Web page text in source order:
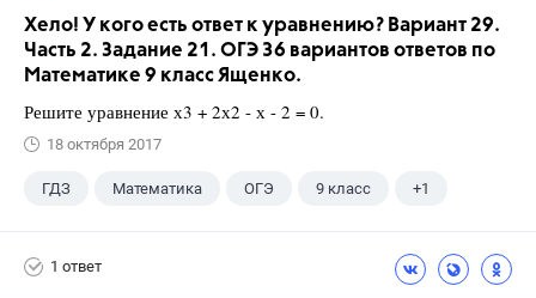
Хело! У кого есть ответ к уравнению? Вариант 29.
Часть 2. Задание 21. ОГЭ 36 вариантов ответов по
Математике 9 класс Ященко.
Решите уравнение х3 + 2х2 - х - 2 = 0.
18 октября 2017
ГДЗ Математика ОГЭ 9 класс +1
1 ответ